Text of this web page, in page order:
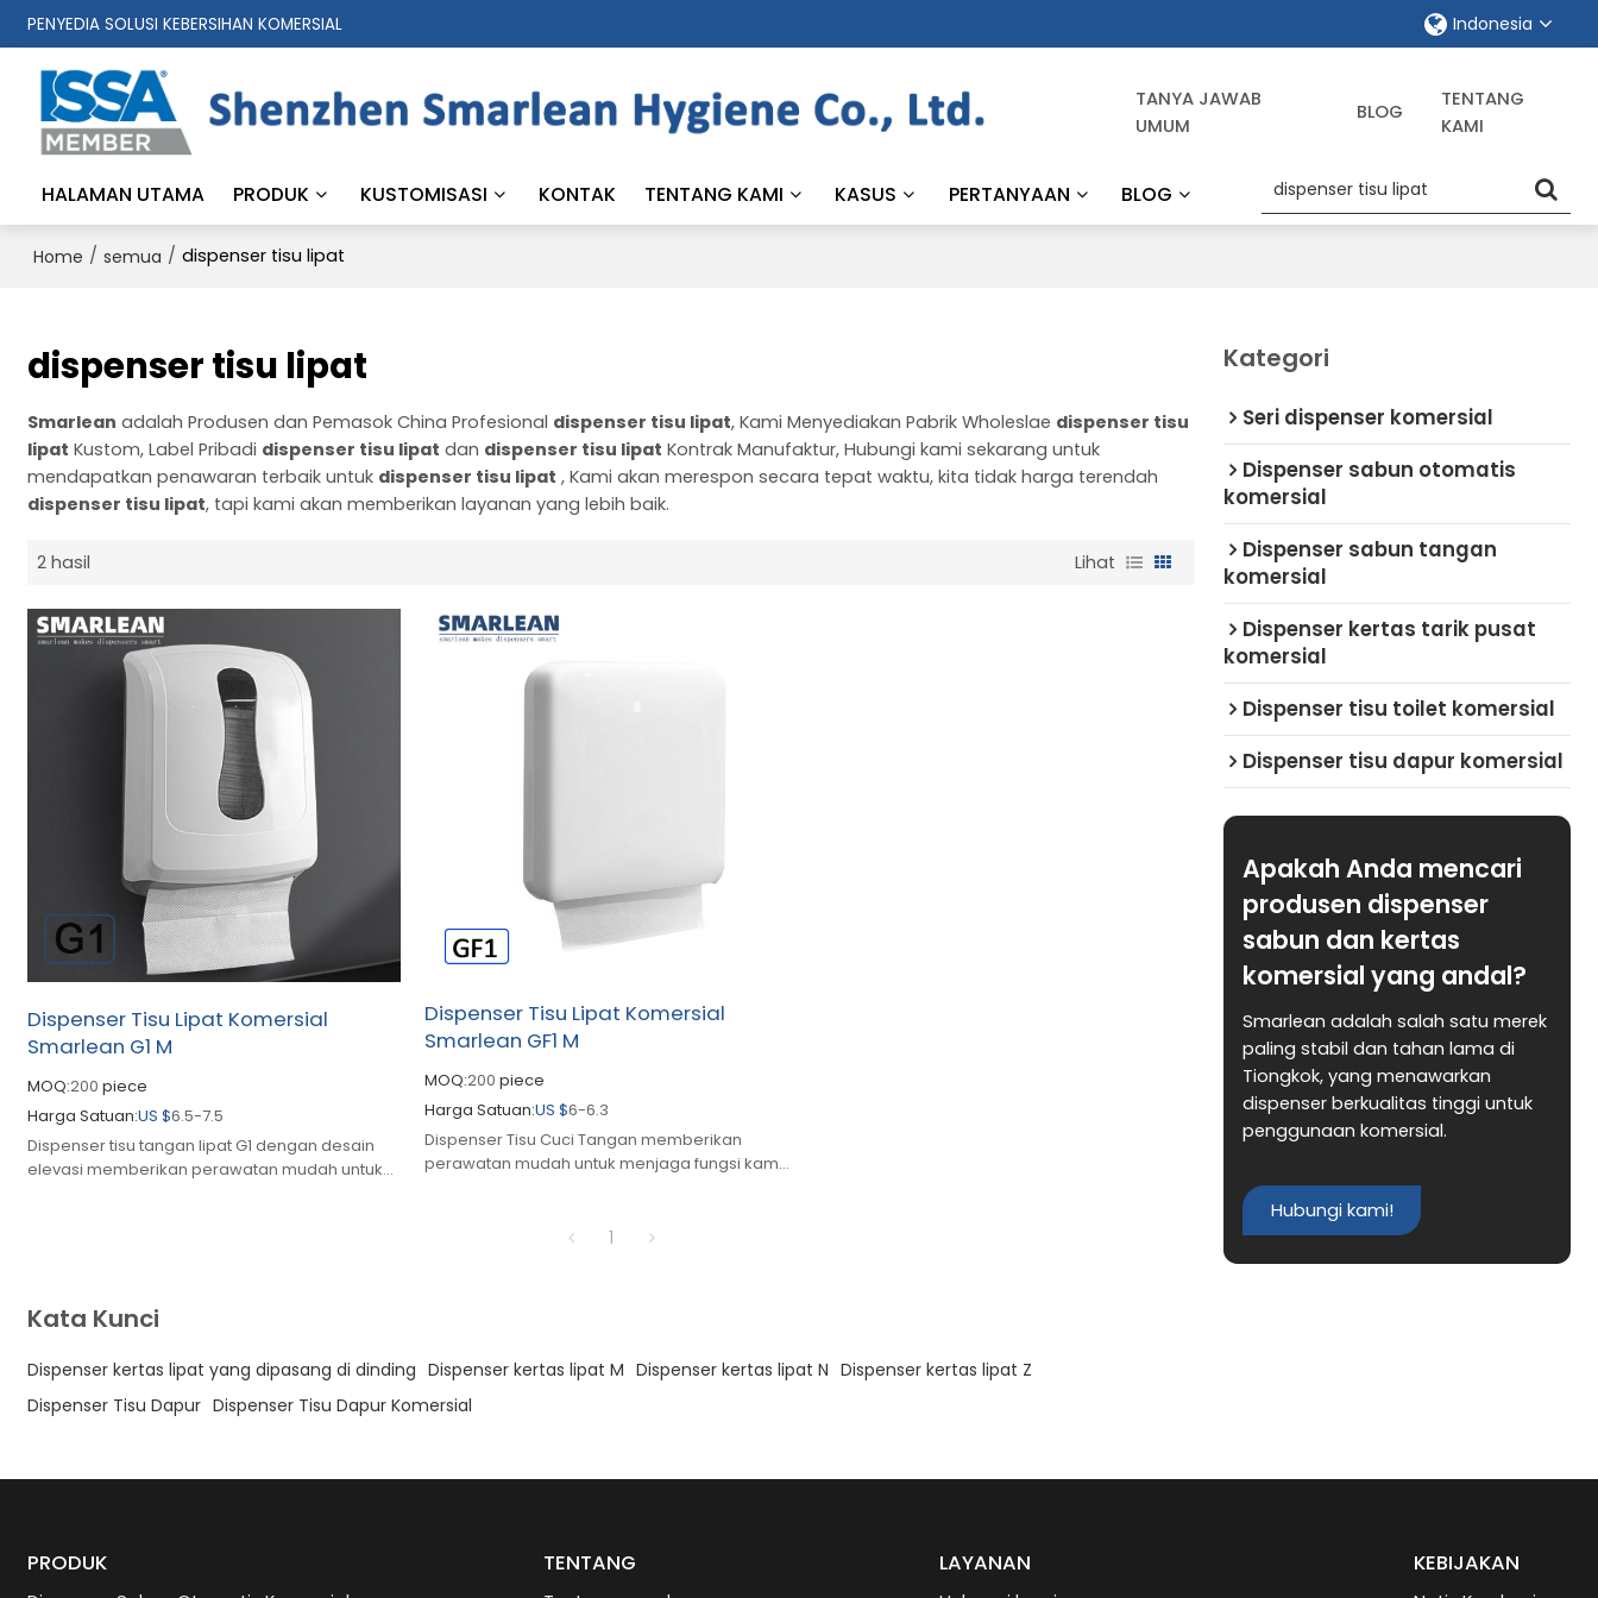
PENYEDIA SOLUSI KEBERSIHAN KOMERSIAL Indonesia
TANYA JAWAB
UMUM
BLOG
TENTANG
KAMI
HALAMAN UTAMA PRODUK KUSTOMISASI KONTAK TENTANG KAMI KASUS PERTANYAAN BLOG
Home / semua / dispenser tisu lipat
dispenser tisu lipat
Smarlean adalah Produsen dan Pemasok China Profesional dispenser tisu lipat, Kami Menyediakan Pabrik Wholeslae dispenser tisu
lipat Kustom, Label Pribadi dispenser tisu lipat dan dispenser tisu lipat Kontrak Manufaktur, Hubungi kami sekarang untuk
mendapatkan penawaran terbaik untuk dispenser tisu lipat , Kami akan merespon secara tepat waktu, kita tidak harga terendah
dispenser tisu lipat, tapi kami akan memberikan layanan yang lebih baik.
2 hasil Lihat
Dispenser Tisu Lipat Komersial
Smarlean G1 M
MOQ:200 piece
Harga Satuan:US $6.5-7.5
Dispenser tisu tangan lipat G1 dengan desain
elevasi memberikan perawatan mudah untuk
Dispenser Tisu Lipat Komersial
Smarlean GF1 M
MOQ:200 piece
Harga Satuan:US $6-6.3
Dispenser Tisu Cuci Tangan memberikan
perawatan mudah untuk menjaga fungsi kamar
1
Kata Kunci
Dispenser kertas lipat yang dipasang di dinding Dispenser kertas lipat M Dispenser kertas lipat N Dispenser kertas lipat Z
Dispenser Tisu Dapur Dispenser Tisu Dapur Komersial
Kategori
Seri dispenser komersial
Dispenser sabun otomatis
komersial
Dispenser sabun tangan
komersial
Dispenser kertas tarik pusat
komersial
Dispenser tisu toilet komersial
Dispenser tisu dapur komersial
Apakah Anda mencari
produsen dispenser
sabun dan kertas
komersial yang andal?
Smarlean adalah salah satu merek
paling stabil dan tahan lama di
Tiongkok, yang menawarkan
dispenser berkualitas tinggi untuk
penggunaan komersial.
Hubungi kami!
PRODUK TENTANG LAYANAN KEBIJAKAN